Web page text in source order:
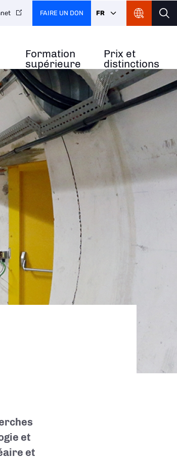
Formation
supérieure
Prix et
distinctions
FAIRE UN DON FR
et
et